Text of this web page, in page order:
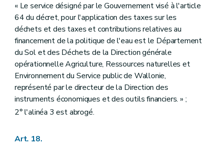
« Le service désigné par le Gouvernement visé à l'article
64 du décret, pour l'application des taxes sur les
déchets et des taxes et contributions relatives au
financement de la politique de l'eau est le Département
du Sol et des Déchets de la Direction générale
opérationnelle Agriculture, Ressources naturelles et
Environnement du Service public de Wallonie,
représenté par le directeur de la Direction des
instruments économiques et des outils financiers. » ;
2° l'alinéa 3 est abrogé.
Art. 18.